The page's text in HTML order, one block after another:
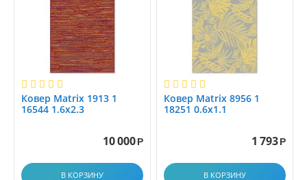
1.2x5.0
1.2x5.5
1.2x6.0
1.30x1.60
1.33x1.7
1.33x2.00
1.3x3.0
Ковер Matrix 1913 1
16544 1.6x2.3
10 000 Р
В КОРЗИНУ
Ковер Matrix 8956 1
18251 0.6x1.1
1 793 Р
В КОРЗИНУ